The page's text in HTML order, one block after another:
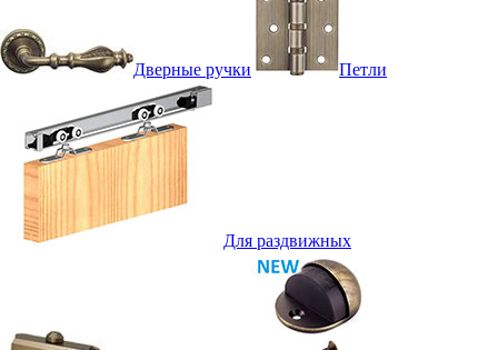
Дверные ручки Петли
Для раздвижных